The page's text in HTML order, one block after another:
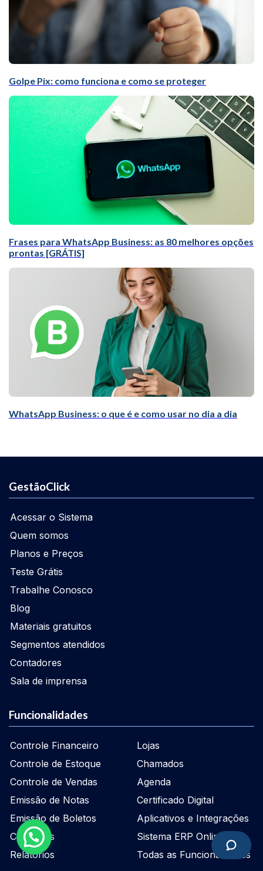
Golpe Pix: como funciona e como se proteger
Frases para WhatsApp Business: as 80 melhores opções
prontas [GRÁTIS]
WhatsApp Business: o que é e como usar no dia a dia
GestãoClick
Acessar o Sistema
Quem somos
Planos e Preços
Teste Grátis
Trabalhe Conosco
Blog
Materiais gratuitos
Segmentos atendidos
Contadores
Sala de imprensa
Funcionalidades
Controle Financeiro
Controle de Estoque
Controle de Vendas
Emissão de Notas
Emissão de Boletos
Cadastros
Relatórios
Lojas
Chamados
Agenda
Certificado Digital
Aplicativos e Integrações
Sistema ERP Online
Todas as Funcionalidades